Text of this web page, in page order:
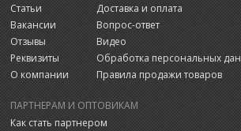
Статьи
Вакансии
Отзывы
Реквизиты
О компании
Доставка и оплата
Вопрос-ответ
Видео
Обработка персональных
Правила продажи товаров
ПАРТНЕРАМ И ОПТОВИКАМ
Как стать партнером